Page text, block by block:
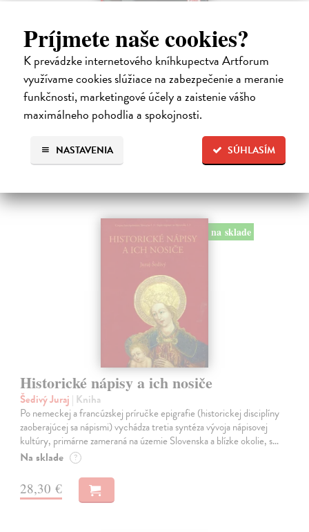
Príjmete naše cookies?
K prevádzke internetového kníhkupectva Artforum
využívame cookies slúžiace na zabezpečenie a meranie
funkčnosti, marketingové účely a zaistenie vášho
maximálneho pohodlia a spokojnosti.
SÚHLASÍM
NASTAVENIA
Studne mútne
Getting Peter| Kniha
Sú ikonickými postavami našej kultúry. Postavili im sochy a
pomenovali po nich ulice, majú svoje nespochybniteľné miesto v
lexikónoch literatúry aj učebniciach, slovenské moderné umenie sa
bez nich nedá…
Na sklade ?
23,66 €
24,90 € ?
na sklade
Historické nápisy a ich nosiče
Šedivý Juraj | Kniha
Po nemeckej a francúzskej príručke epigrafie (historickej disciplíny
zaoberajúcej sa nápismi) vychádza tretia syntéza vývoja nápisovej
kultúry, primárne zameraná na územie Slovenska a blízke okolie, s…
Na sklade ?
28,30 €